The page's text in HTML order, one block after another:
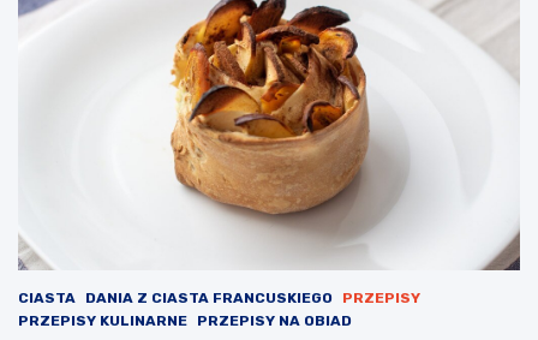
CIASTA DANIA Z CIASTA FRANCUSKIEGO
PRZEPISY
PRZEPISY KULINARNE
PRZEPISY NA OBIAD